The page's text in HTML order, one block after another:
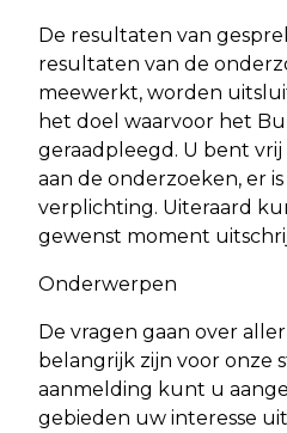
De resultaten van
resultaten van de
meewerkt, worden
het doel waarvoor het
geraadpleegd. U bent
aan de onderzoeken, er
verplichting. Uiteraard
gewenst moment
Onderwerpen
De vragen gaan over
belangrijk zijn voor onze
aanmelding kunt u
gebieden uw interesse